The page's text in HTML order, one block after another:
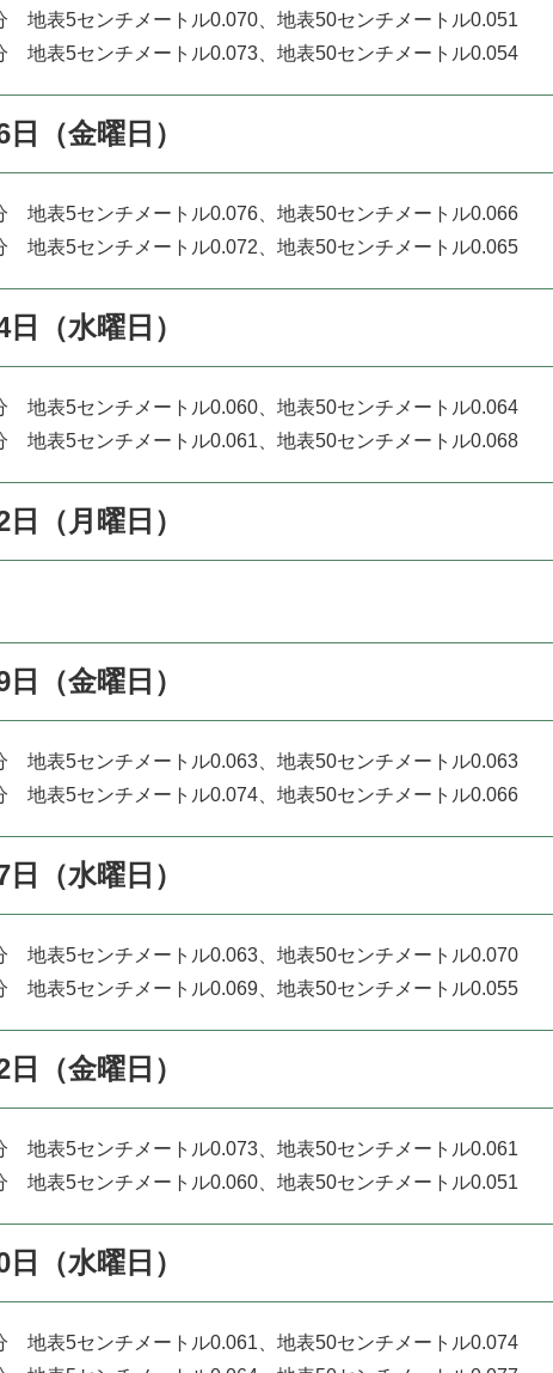
地表5センチメートル0.070、地表50センチメートル0.051
地表5センチメートル0.073、地表50センチメートル0.054
（金曜日）
地表5センチメートル0.076、地表50センチメートル0.066
地表5センチメートル0.072、地表50センチメートル0.065
（水曜日）
地表5センチメートル0.060、地表50センチメートル0.064
地表5センチメートル0.061、地表50センチメートル0.068
（月曜日）
（金曜日）
地表5センチメートル0.063、地表50センチメートル0.063
地表5センチメートル0.074、地表50センチメートル0.066
（水曜日）
地表5センチメートル0.063、地表50センチメートル0.070
地表5センチメートル0.069、地表50センチメートル0.055
（金曜日）
地表5センチメートル0.073、地表50センチメートル0.061
地表5センチメートル0.060、地表50センチメートル0.051
（水曜日）
地表5センチメートル0.061、地表50センチメートル0.074